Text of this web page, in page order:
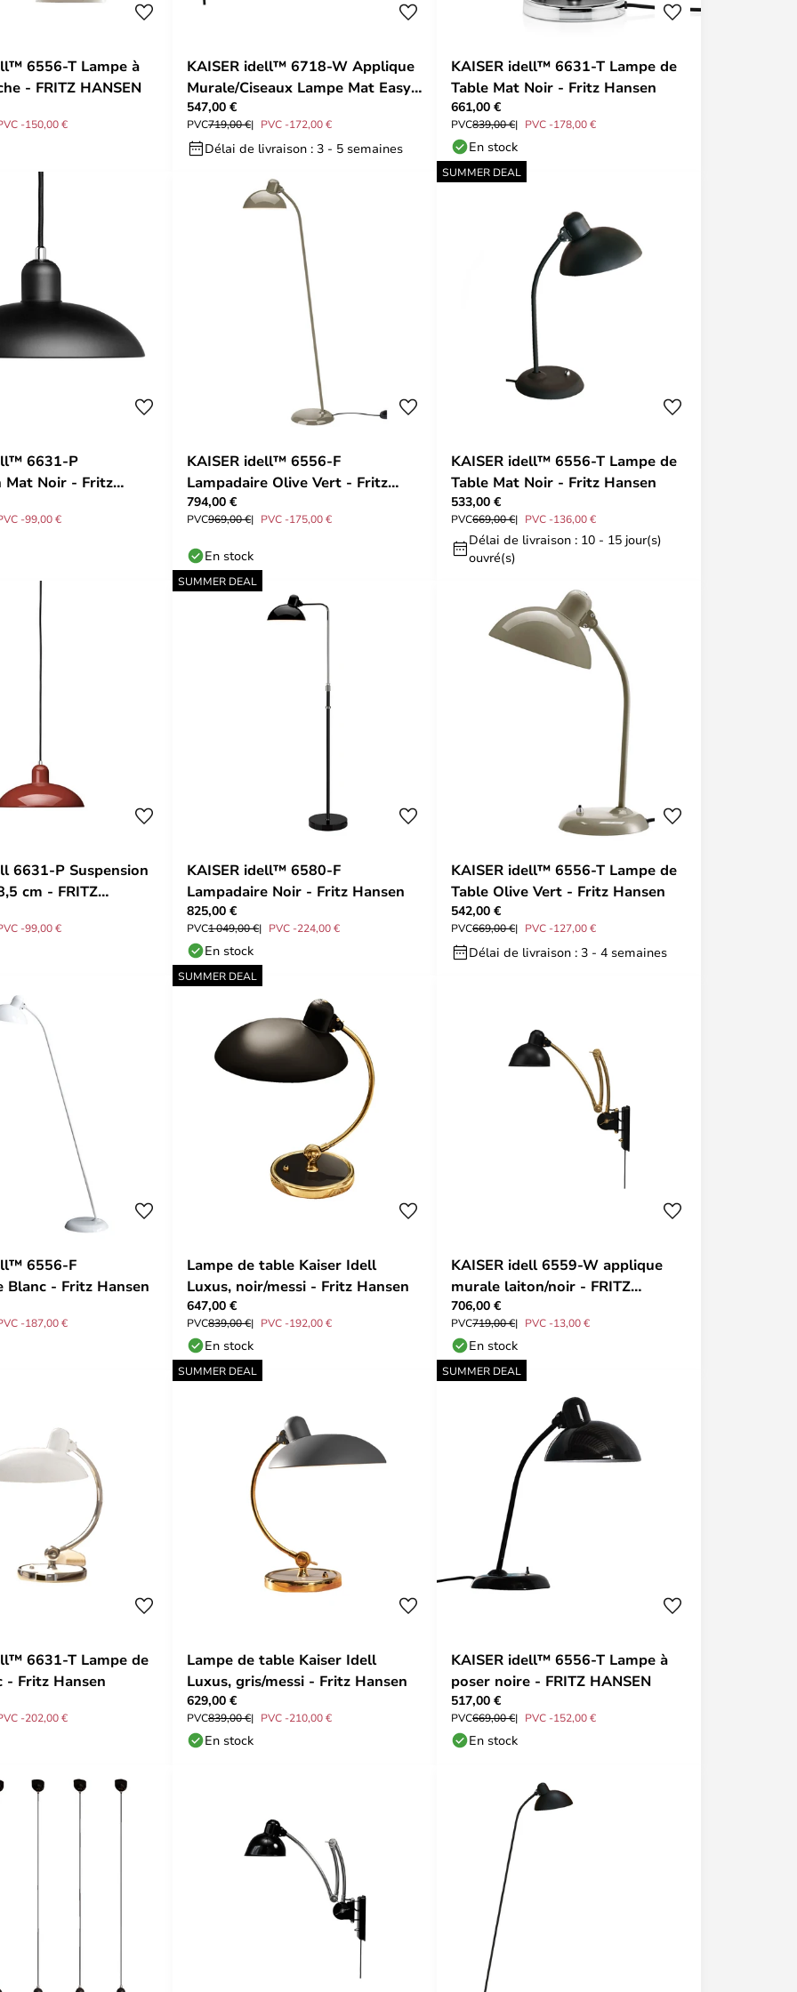
6556-T Lampe à
- FRITZ HANSEN
-150,00 €
KAISER idell™ 6718-W Applique
Murale/Ciseaux Lampe Mat Easy
Gris - Fritz Hansen
547,00 €
PVC719,00 € PVC -172,00 €
Délai de livraison : 3 - 5 semaines
KAISER idell™ 6631-T Lampe de
Table Mat Noir - Fritz Hansen
661,00 €
PVC839,00 € PVC -178,00 €
En stock
6631-P
Mat Noir - Fritz
-99,00 €
KAISER idell™ 6556-F
Lampadaire Olive Vert - Fritz
Hansen
794,00 €
PVC969,00 € PVC -175,00 €
En stock
SUMMER DEAL
KAISER idell™ 6556-T Lampe de
Table Mat Noir - Fritz Hansen
533,00 €
PVC669,00 € PVC -136,00 €
Délai de livraison : 10 - 15 jour(s)
ouvré(s)
6631-P Suspension
cm - FRITZ
-99,00 €
SUMMER DEAL
KAISER idell™ 6580-F
Lampadaire Noir - Fritz Hansen
825,00 €
PVC1 049,00 € PVC -224,00 €
En stock
KAISER idell™ 6556-T Lampe de
Table Olive Vert - Fritz Hansen
542,00 €
PVC669,00 € PVC -127,00 €
Délai de livraison : 3 - 4 semaines
6556-F
Blanc - Fritz Hansen
-187,00 €
SUMMER DEAL
Lampe de table Kaiser Idell
Luxus, noir/messi - Fritz Hansen
647,00 €
PVC839,00 € PVC -192,00 €
En stock
KAISER idell 6559-W applique
murale laiton/noir - FRITZ
HANSEN
706,00 €
PVC719,00 € PVC -13,00 €
En stock
6631-T Lampe de
- Fritz Hansen
-202,00 €
SUMMER DEAL
Lampe de table Kaiser Idell
Luxus, gris/messi - Fritz Hansen
629,00 €
PVC839,00 € PVC -210,00 €
En stock
SUMMER DEAL
KAISER idell™ 6556-T Lampe à
poser noire - FRITZ HANSEN
517,00 €
PVC669,00 € PVC -152,00 €
En stock